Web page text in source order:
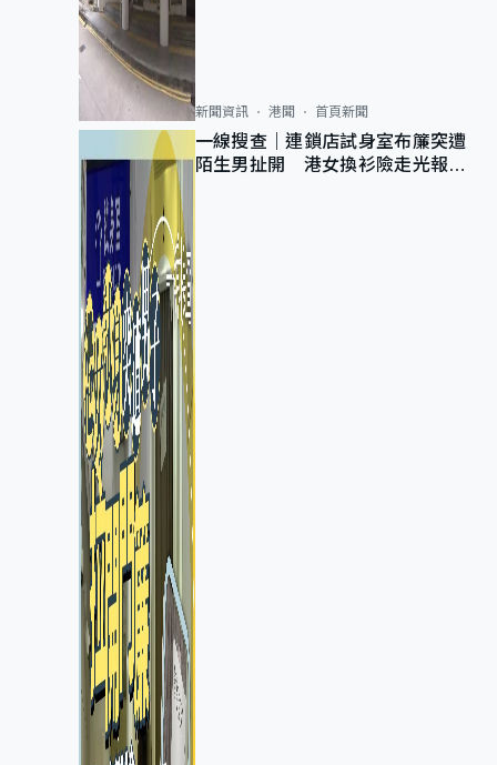
新聞資訊 港聞 首頁新聞
一線搜查｜連鎖店試身室布簾突遭
陌生男扯開 港女換衫險走光報